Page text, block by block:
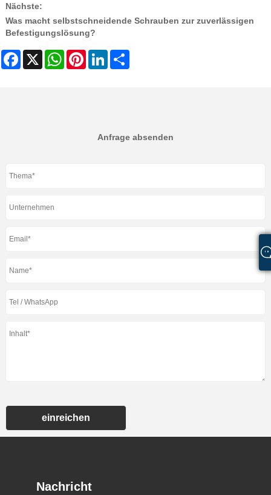
Nächste:
Was macht selbstschneidende Schrauben zur zuverlässigen
Befestigungslösung?
Facebook
X WhatsAppPinterestLinkedIn
Anfrage absenden
einreichen
Nachricht